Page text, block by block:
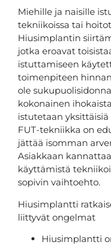
Miehille ja naisille
tekniikoissa tai
Hiusimplantin
jotka eroavat
istuttamiseen
toimenpiteen
ole
kokonainen
istutetaan
FUT-tekniikka on
jättää isomman
Asiakkaan
käyttämistä
sopivin vaihtoehto.
Hiusimplantti
liittyvät ongelmat
Hiusimplantti